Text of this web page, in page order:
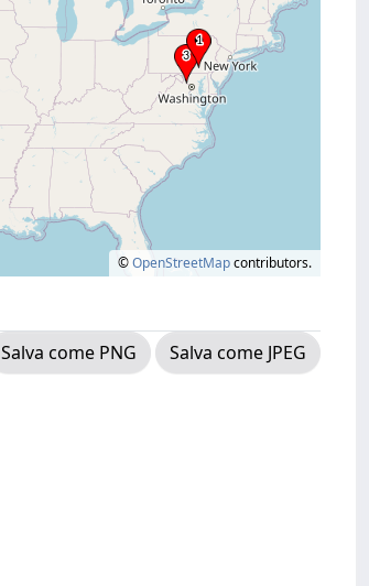
©OpenStreetMapcontributors.
Salva come PNG
Salva come JPEG